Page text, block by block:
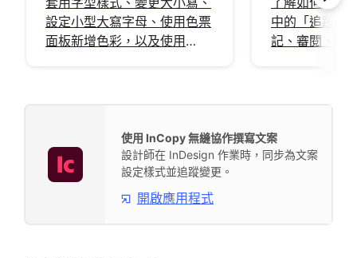
設定小型大寫字母、使用色票
面板新增色彩，以及使用
中的「追蹤變
記、審閱、接
使用 InCopy 無縫協作撰寫文案
設計師在 InDesign 作業時，同步為文案
設定樣式並追蹤變更。
開啟應用程式